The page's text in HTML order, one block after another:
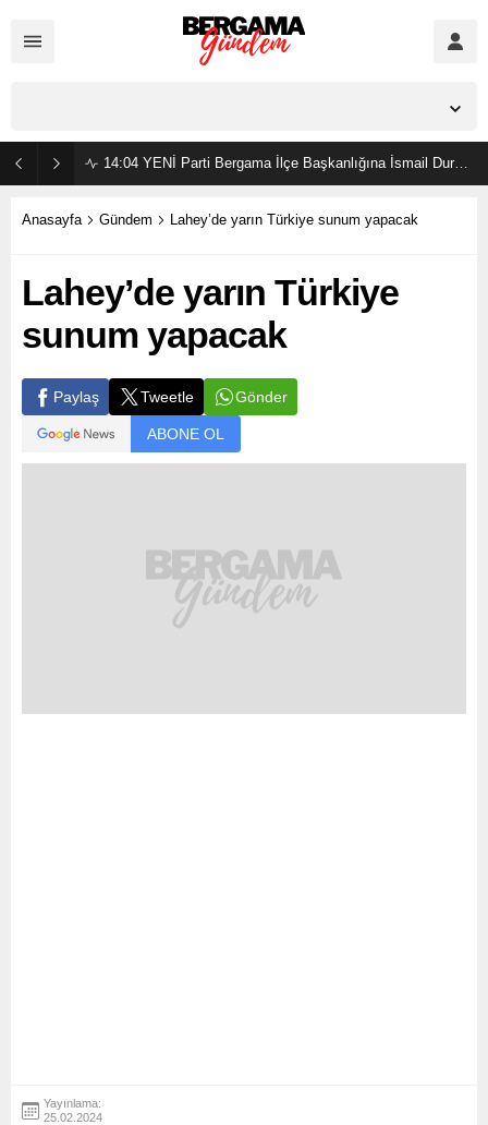
14:04 YENİ Parti Bergama İlçe Başkanlığına İsmail Durmaz görevlendirildi
Anasayfa Gündem Lahey’de yarın Türkiye sunum yapacak
Lahey’de yarın Türkiye
sunum yapacak
Paylaş Tweetle Gönder
ABONE OL
Yayınlama:
25.02.2024